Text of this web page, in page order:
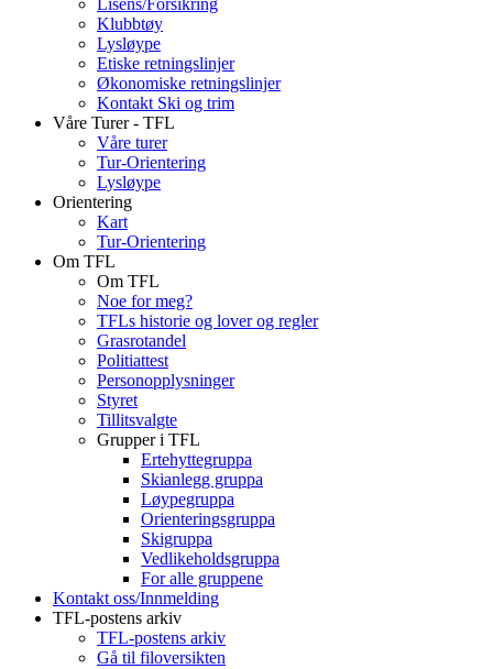
Lisens/Forsikring
Klubbtøy
Lysløype
Etiske retningslinjer
Økonomiske retningslinjer
Kontakt Ski og trim
Våre Turer - TFL
Våre turer
Tur-Orientering
Lysløype
Orientering
Kart
Tur-Orientering
Om TFL
Om TFL
Noe for meg?
TFLs historie og lover og regler
Grasrotandel
Politiattest
Personopplysninger
Styret
Tillitsvalgte
Grupper i TFL
Ertehyttegruppa
Skianlegg gruppa
Løypegruppa
Orienteringsgruppa
Skigruppa
Vedlikeholdsgruppa
For alle gruppene
Kontakt oss/Innmelding
TFL-postens arkiv
TFL-postens arkiv
Gå til filoversikten